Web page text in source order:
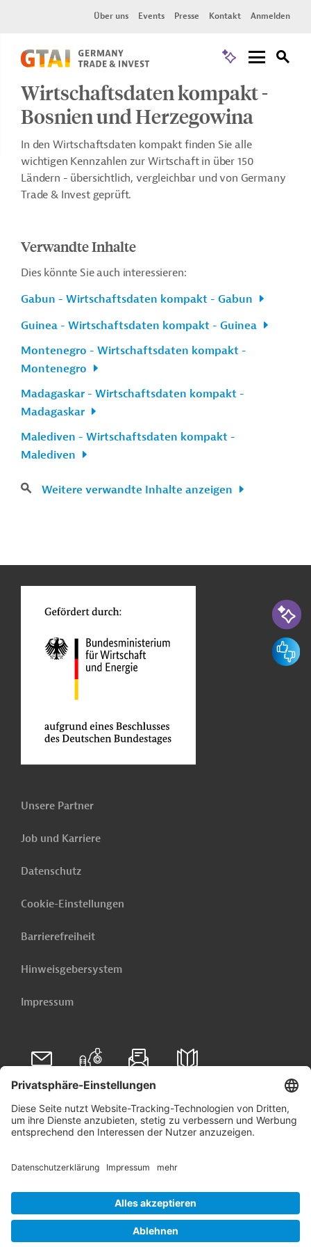
Über uns Events Presse Kontakt Anmelden
Wirtschaftsdaten kompakt -
Bosnien und Herzegowina
In den Wirtschaftsdaten kompakt finden Sie alle
wichtigen Kennzahlen zur Wirtschaft in über 150
Ländern - übersichtlich, vergleichbar und von Germany
Trade & Invest geprüft.
Verwandte Inhalte
Dies könnte Sie auch interessieren:
Gabun - Wirtschaftsdaten kompakt - Gabun
Guinea - Wirtschaftsdaten kompakt - Guinea
Montenegro - Wirtschaftsdaten kompakt -
Montenegro
Madagaskar - Wirtschaftsdaten kompakt -
Madagaskar
Malediven - Wirtschaftsdaten kompakt -
Malediven
Weitere verwandte Inhalte anzeigen
Unsere Partner
Job und Karriere
Datenschutz
Cookie-Einstellungen
Barrierefreiheit
Hinweisgebersystem
Impressum
Folgen Sie uns auf
Linkedin
© 2026 Germany Trade & Invest
KI-